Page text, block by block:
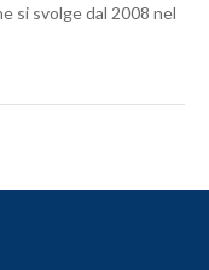
si svolge dal 2008 nel